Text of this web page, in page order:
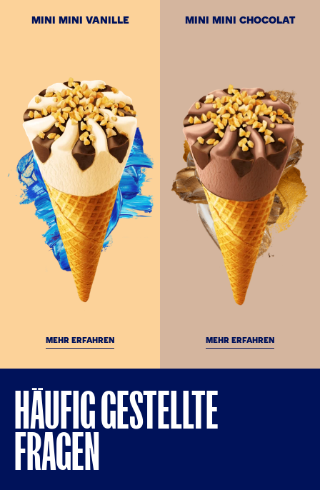
MINI MINI VANILLE
MEHR ERFAHREN
MINI MINI CHOCOLAT
MEHR ERFAHREN
HÄUFIG GESTELLTE
FRAGEN